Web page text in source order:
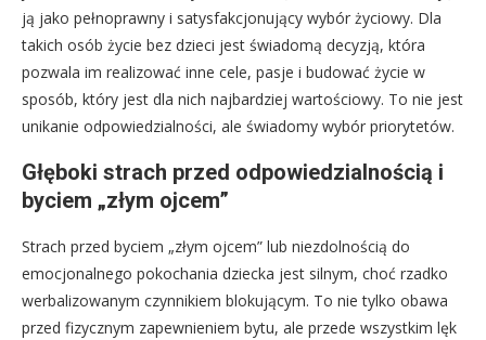
ją jako pełnoprawny i satysfakcjonujący wybór życiowy. Dla
takich osób życie bez dzieci jest świadomą decyzją, która
pozwala im realizować inne cele, pasje i budować życie w
sposób, który jest dla nich najbardziej wartościowy. To nie jest
unikanie odpowiedzialności, ale świadomy wybór priorytetów.
Głęboki strach przed odpowiedzialnością i
byciem „złym ojcem”
Strach przed byciem „złym ojcem” lub niezdolnością do
emocjonalnego pokochania dziecka jest silnym, choć rzadko
werbalizowanym czynnikiem blokującym. To nie tylko obawa
przed fizycznym zapewnieniem bytu, ale przede wszystkim lęk